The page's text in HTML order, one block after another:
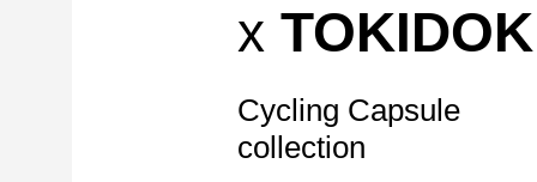
x
Cycling Capsule
collection